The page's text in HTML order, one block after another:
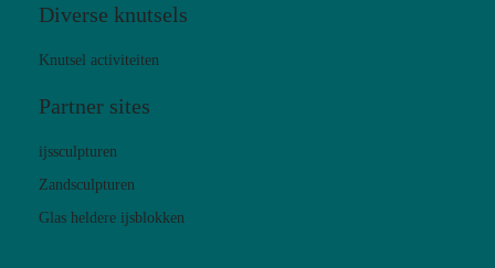
Diverse knutsels
Knutsel activiteiten
Partner sites
ijssculpturen
Zandsculpturen
Glas heldere ijsblokken